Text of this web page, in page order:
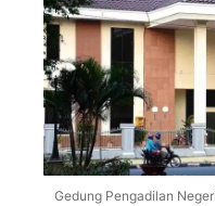
Gedung Pengadilan